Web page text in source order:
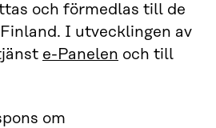
och förmedlas till de
I utvecklingen av
e-Panelen och till
om